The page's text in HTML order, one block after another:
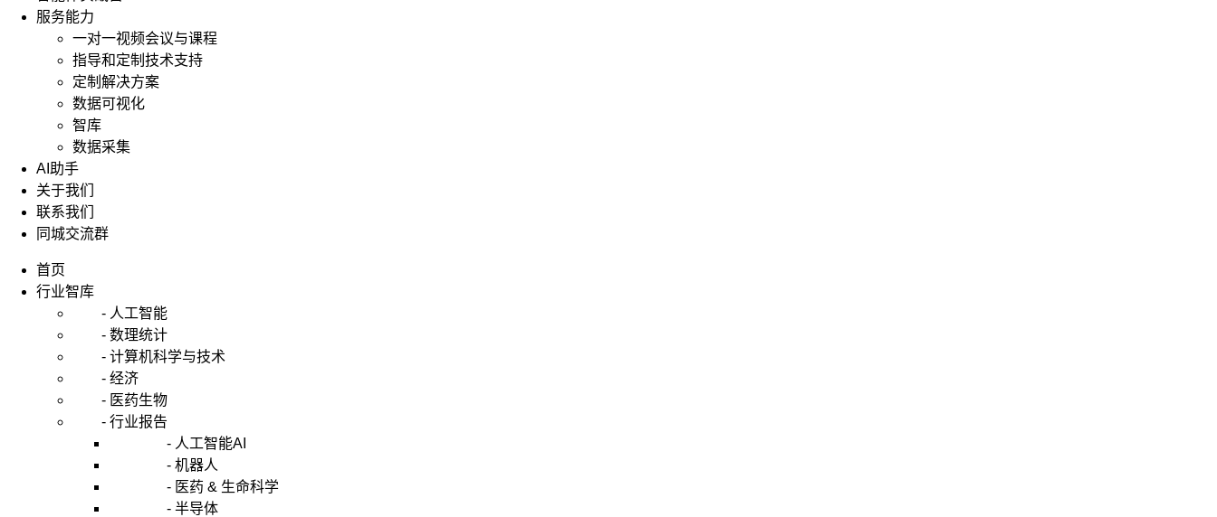
服务能力
一对一视频会议与课程
指导和定制技术支持
定制解决方案
数据可视化
智库
数据采集
AI助手
关于我们
联系我们
同城交流群
首页
行业智库
- 人工智能
- 数理统计
- 计算机科学与技术
- 经济
- 医药生物
- 行业报告
- 人工智能AI
- 机器人
- 医药 & 生命科学
- 半导体